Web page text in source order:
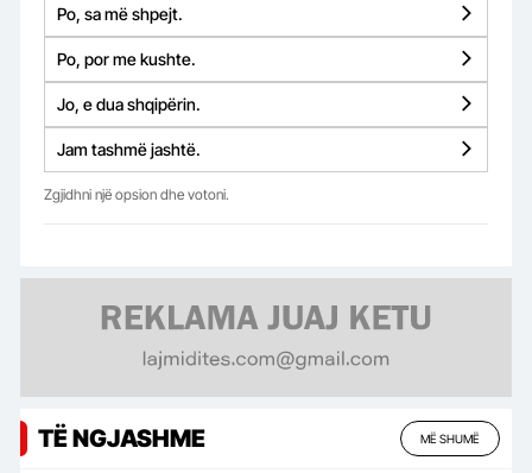
Po, sa më shpejt.
Po, por me kushte.
Jo, e dua shqipërin.
Jam tashmë jashtë.
Zgjidhni një opsion dhe votoni.
TË NGJASHME MË SHUMË